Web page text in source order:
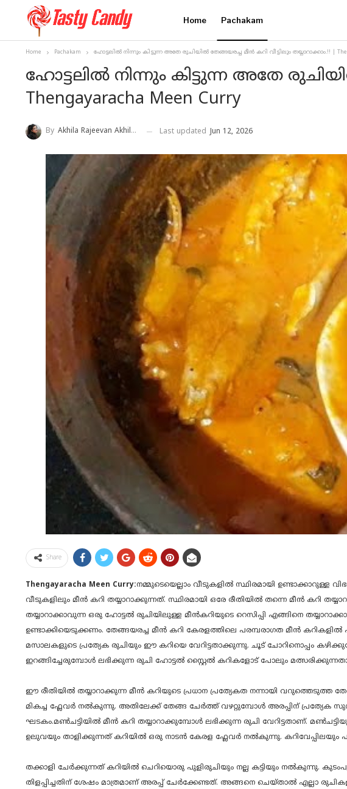
Home Pachakam
Home Pachakam ഹോട്ടലിൽ നിന്നും കിട്ടുന്ന അതേ രുചിയിൽ തേങ്ങയരച്ച മീൻ കറി വീട്ടിലും തയ്യാറാക്കാം.!! |
ഹോട്ടലിൽ നിന്നും കിട്ടുന്ന അതേ
Thengayaracha Meen Curry
By Akhila Rajeevan Akhila Rajeevan Last updated Jun 12, 2026
Share
Thengayaracha Meen Curry:നമ്മുടെയെല്ലാം വീടുകളിൽ സ്ഥിരമായി ഉണ്ടാക്കാറുള്ള
വീടുകളിലും മീൻ കറി തയ്യാറാക്കുന്നത്. സ്ഥിരമായി ഒരേ രീതിയിൽ തന്നെ മീൻ
തയ്യാറാക്കാവുന്ന ഒരു ഹോട്ടൽ രുചിയിലുള്ള മീൻകറിയുടെ റെസിപ്പി എങ്ങിനെ
ഉണ്ടാക്കിയെടുക്കണം. തേങ്ങയരച്ച മീൻ കറി കേരളത്തിലെ പരമ്പരാഗത മീൻ
മസാലകളുടെ പ്രത്യേക രുചിയും ഈ കറിയെ വേറിട്ടതാക്കുന്നു. ചൂട് ചോറിനൊപ്പം
ഇറങ്ങിച്ചേരുമ്പോൾ ലഭിക്കുന്ന രുചി ഹോട്ടൽ സ്റ്റൈൽ കറികളോട് പോലും
ഈ രീതിയിൽ തയ്യാറാക്കുന്ന മീൻ കറിയുടെ പ്രധാന പ്രത്യേകത നന്നായി
മികച്ച ഫ്ലേവർ നൽകുന്നു. അതിലേക്ക് തേങ്ങ ചേർത്ത് വഴറ്റുമ്പോൾ അരപ്പിന്
ഘടകം.മൺചട്ടിയിൽ മീൻ കറി തയ്യാറാക്കുമ്പോൾ ലഭിക്കുന്ന രുചി വേറിട്ടതാണ്.
ഉലുവയും താളിക്കുന്നത് കറിയിൽ ഒരു നാടൻ കേരള ഫ്ലേവർ നൽകുന്നു.
തക്കാളി ചേർക്കുന്നത് കറിയിൽ ചെറിയൊരു പുളിരുചിയും നല്ല കട്ടിയും നൽകുന്നു.
തിളപ്പിച്ചതിന് ശേഷം മാത്രമാണ് അരപ്പ് ചേർക്കേണ്ടത്. അങ്ങനെ ചെയ്താൽ എല്ലാ